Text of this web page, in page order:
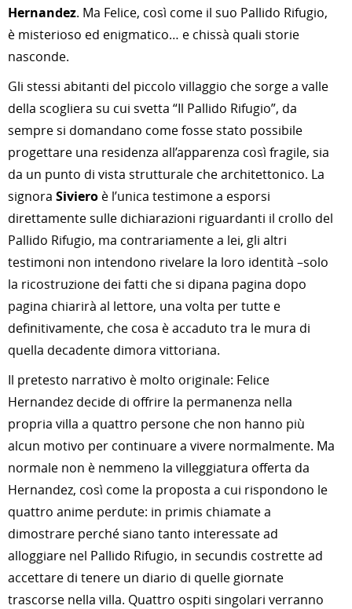
Hernandez. Ma Felice, così come il suo Pallido Rifugio,
è misterioso ed enigmatico… e chissà quali storie
nasconde.
Gli stessi abitanti del piccolo villaggio che sorge a valle
della scogliera su cui svetta “Il Pallido Rifugio”, da
sempre si domandano come fosse stato possibile
progettare una residenza all’apparenza così fragile, sia
da un punto di vista strutturale che architettonico. La
signora Siviero è l’unica testimone a esporsi
direttamente sulle dichiarazioni riguardanti il crollo del
Pallido Rifugio, ma contrariamente a lei, gli altri
testimoni non intendono rivelare la loro identità –solo
la ricostruzione dei fatti che si dipana pagina dopo
pagina chiarirà al lettore, una volta per tutte e
definitivamente, che cosa è accaduto tra le mura di
quella decadente dimora vittoriana.
Il pretesto narrativo è molto originale: Felice
Hernandez decide di offrire la permanenza nella
propria villa a quattro persone che non hanno più
alcun motivo per continuare a vivere normalmente. Ma
normale non è nemmeno la villeggiatura offerta da
Hernandez, così come la proposta a cui rispondono le
quattro anime perdute: in primis chiamate a
dimostrare perché siano tanto interessate ad
alloggiare nel Pallido Rifugio, in secundis costrette ad
accettare di tenere un diario di quelle giornate
trascorse nella villa. Quattro ospiti singolari verranno